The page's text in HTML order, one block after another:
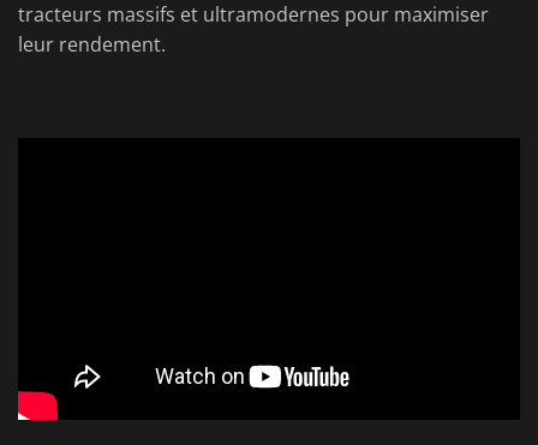
tracteurs massifs et ultramodernes pour maximiser
leur rendement.